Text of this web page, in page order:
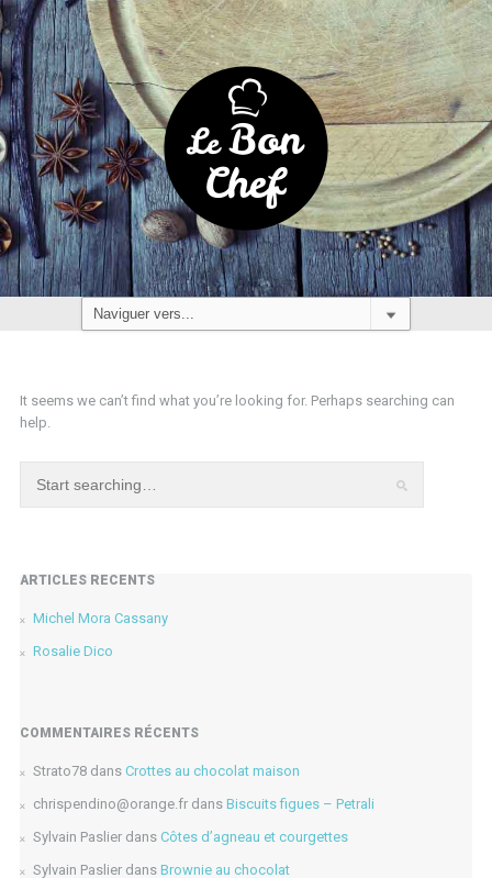
It seems we can’t find what you’re looking for. Perhaps searching can
help.
ARTICLES RÉCENTS
Michel Mora Cassany
Rosalie Dico
COMMENTAIRES RÉCENTS
Strato78dans Crottes au chocolat maison
chrispendino@orange.frdans Biscuits figues – Petrali
Sylvain Paslierdans Côtes d’agneau et courgettes
Sylvain Paslierdans Brownie au chocolat